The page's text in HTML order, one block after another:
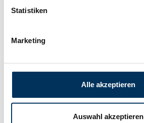
Statistiken
Marketing
Alle akzeptieren
Auswahl akzeptieren
Width:
Height:
Connection: Flattop
Weight: